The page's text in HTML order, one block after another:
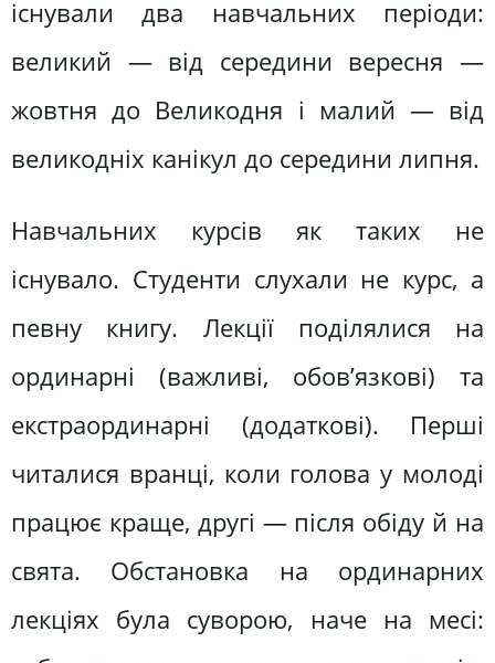
існували два навчальних періоди:
великий — від середини вересня —
жовтня до Великодня і малий — від
великодніх канікул до середини липня.
Навчальних курсів як таких не
існувало. Студенти слухали не курс, а
певну книгу. Лекції поділялися на
ординарні (важливі, обов’язкові) та
екстраординарні (додаткові). Перші
читалися вранці, коли голова у молоді
працює краще, другі — після обіду й на
свята. Обстановка на ординарних
лекціях була суворою, наче на месі: